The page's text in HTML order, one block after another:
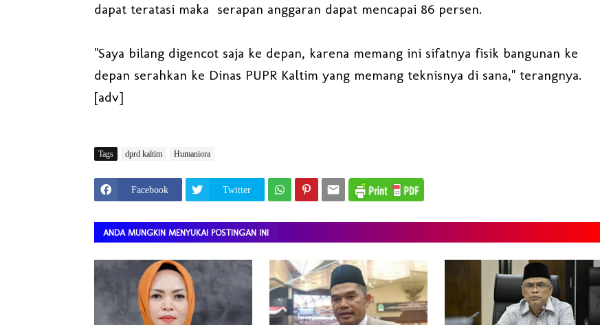
dapat teratasi maka serapan anggaran dapat mencapai 86 persen.
"Saya bilang digencot saja ke depan, karena memang ini sifatnya fisik bangunan ke
depan serahkan ke Dinas PUPR Kaltim yang memang teknisnya di sana," terangnya.
[adv]
Tags dprd kaltim Humaniora
Facebook Twitter
ANDA MUNGKIN MENYUKAI POSTINGAN INI